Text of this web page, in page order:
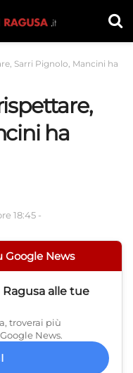
Sarri Pignolo, Mancini ha
ha
18:45 -
Google News
alle tue
troverai più
News.